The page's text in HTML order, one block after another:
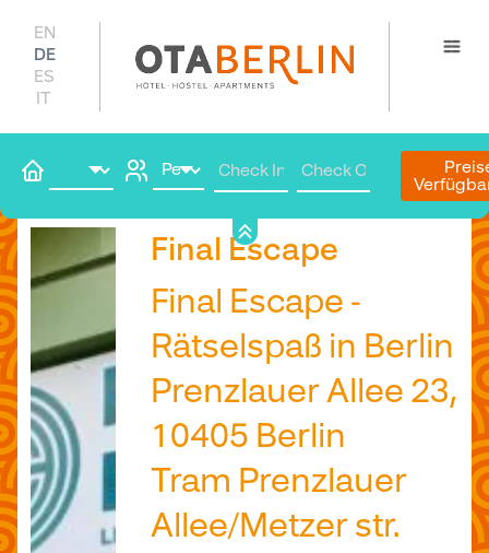
EN
DE
ES
IT
Hier buchen
Final Escape
Final Escape -
Rätselspaß in Berlin
Prenzlauer Allee 23,
10405 Berlin
Tram Prenzlauer
Allee/Metzer str.